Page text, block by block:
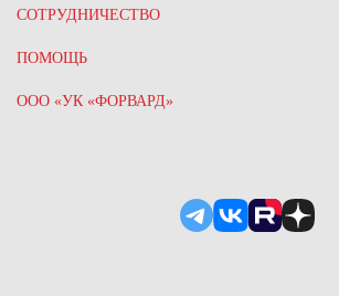
СОТРУДНИЧЕСТВО
ПОМОЩЬ
ООО «УК «ФОРВАРД»